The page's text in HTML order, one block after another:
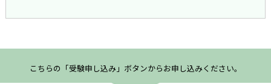
こちらの「受験申し込み」ボタンからお申し込みください。